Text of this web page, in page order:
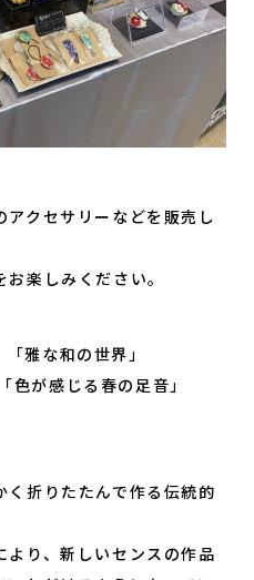
クセサリーなどを販売し
楽しみください。
雅な和の世界」
が感じる春の足音」
折りたたんで作る伝統的
より、新しいセンスの作品